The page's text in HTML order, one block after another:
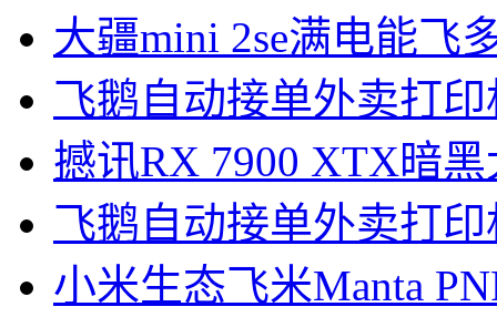
大疆mini 2se满电能飞
飞鹅自动接单外卖打
撼讯RX 7900 XTX暗
飞鹅自动接单外卖打
小米生态飞米Manta